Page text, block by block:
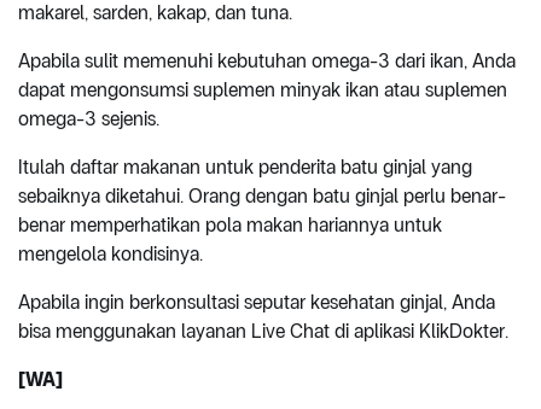
makarel, sarden, kakap, dan tuna.
Apabila sulit memenuhi kebutuhan omega-3 dari ikan, Anda
dapat mengonsumsi suplemen minyak ikan atau suplemen
omega-3 sejenis.
Itulah daftar makanan untuk penderita batu ginjal yang
sebaiknya diketahui. Orang dengan batu ginjal perlu benar-
benar memperhatikan pola makan hariannya untuk
mengelola kondisinya.
Apabila ingin berkonsultasi seputar kesehatan ginjal, Anda
bisa menggunakan layanan Live Chat di aplikasi KlikDokter.
[WA]